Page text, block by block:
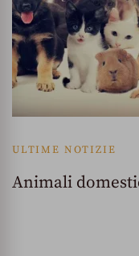
ULTIME NOTIZIE
Animali